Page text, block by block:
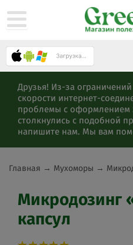
Друзья! Из-за
скорости интернет-
проблемы с оформлением
столкнулись с подобной
напишите нам. Мы вам
Главная → Мухоморы →
Микродозинг
капсул